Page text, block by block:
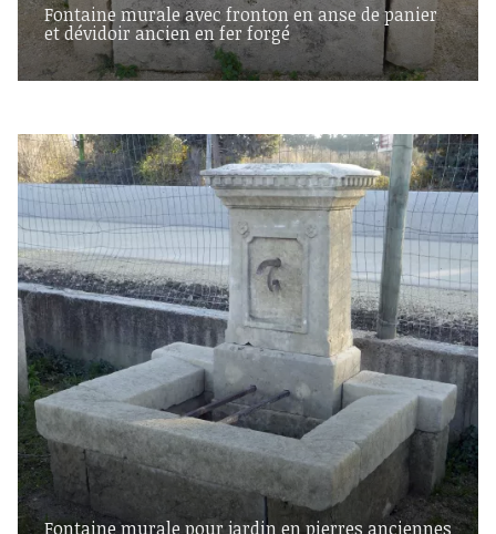
Fontaine murale avec fronton en anse de panier
et dévidoir ancien en fer forgé
Fontaine murale pour jardin en pierres anciennes